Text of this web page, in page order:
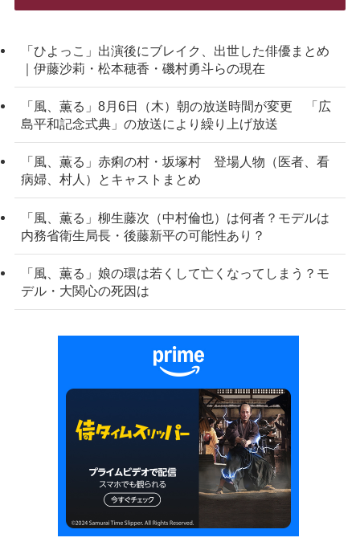
「ひよっこ」出演後にブレイク、出世した俳優まとめ
｜伊藤沙莉・松本穂香・磯村勇斗らの現在
「風、薫る」8月6日（木）朝の放送時間が変更 「広
島平和記念式典」の放送により繰り上げ放送
「風、薫る」赤痢の村・坂塚村 登場人物（医者、看
病婦、村人）とキャストまとめ
「風、薫る」柳生藤次（中村倫也）は何者？モデルは
内務省衛生局長・後藤新平の可能性あり？
「風、薫る」娘の環は若くして亡くなってしまう？モ
デル・大関心の死因は